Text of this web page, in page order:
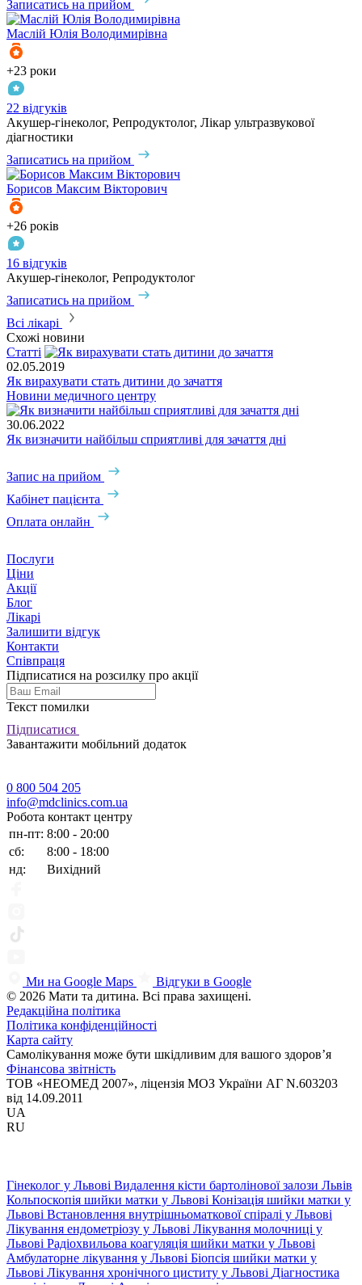
Записатись на прийом
Маслій Юлія Володимирівна
+23 роки
22 відгуків
Акушер-гінеколог, Репродуктолог, Лікар ультразвукової
діагностики
Записатись на прийом
Борисов Максим Вікторович
+26 років
16 відгуків
Акушер-гінеколог, Репродуктолог
Записатись на прийом
Всі лікарі
Схожі новини
Статті
02.05.2019
Як вирахувати стать дитини до зачаття
Новини медичного центру
30.06.2022
Як визначити найбільш сприятливі для зачаття дні
Запис на прийом
Кабінет пацієнта
Оплата онлайн
Послуги
Ціни
Акції
Блог
Лікарі
Залишити відгук
Контакти
Співпраця
Підписатися на розсилку про акції
Текст помилки
Підписатися
Завантажити мобільний додаток
0 800 504 205
info@mdclinics.com.ua
Робота контакт центру
пн-пт: 8:00 - 20:00
сб:
8:00 - 18:00
нд:
Вихідний
Ми на Google Maps
Відгуки в Google
© 2026 Мати та дитина. Всі права захищені.
Редакційна політика
Політика конфіденційності
Карта сайту
Самолікування може бути шкідливим для вашого здоров’я
Фінансова звітність
ТОВ «НЕОМЕД 2007», ліцензія МОЗ України АГ N.603203
від 14.09.2011
UA
RU
Гінеколог у Львові Видалення кісти бартолінової залози Львів
Кольпоскопія шийки матки у Львові Конізація шийки матки у
Львові Встановлення внутрішньоматкової спіралі у Львові
Лікування ендометріозу у Львові Лікування молочниці у
Львові Радіохвильова коагуляція шийки матки у Львові
Амбулаторне лікування у Львові Біопсія шийки матки у
Львові Лікування хронічного циститу у Львові Діагностика